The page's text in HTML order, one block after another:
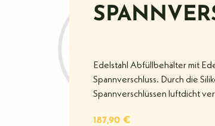
Edelstahl Abfüllbehälter mit
Spannverschluss. Durch die
Spannverschlüssen luftdicht
187,90 €